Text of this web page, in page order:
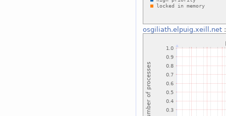
osgiliath.elpuig.xeill.net